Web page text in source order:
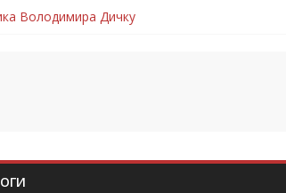
Володимира Дичку
Дмитро Березко з Тернопільщини
Володимира Вельму
захисника Андрія Іскоростенського